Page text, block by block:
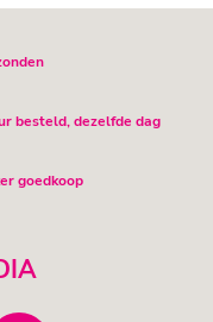
besteld, dezelfde dag
goedkoop